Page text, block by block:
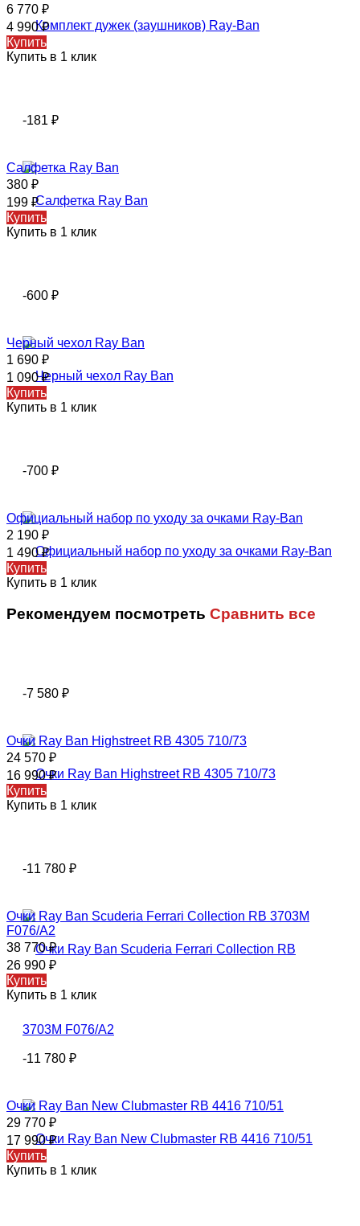
6 770 ₽
4 990₽
Купить
Купить в 1 клик
-181 ₽
Салфетка Ray Ban
380 ₽
199 ₽
Купить
Купить в 1 клик
-600 ₽
Черный чехол Ray Ban
1 690 ₽
1 090₽
Купить
Купить в 1 клик
-700 ₽
Официальный набор по уходу за очками Ray-Ban
2 190 ₽
1 490₽
Купить
Купить в 1 клик
Рекомендуем посмотреть Сравнить все
-7 580 ₽
Очки Ray Ban Highstreet RB 4305 710/73
24 570 ₽
16 990₽
Купить
Купить в 1 клик
-11 780 ₽
Очки Ray Ban Scuderia Ferrari Collection RB 3703M
F076/A2
38 770₽
26 990 ₽
Купить
Купить в 1 клик
-11 780 ₽
Очки Ray Ban New Clubmaster RB 4416 710/51
29 770 ₽
17 990₽
Купить
Купить в 1 клик